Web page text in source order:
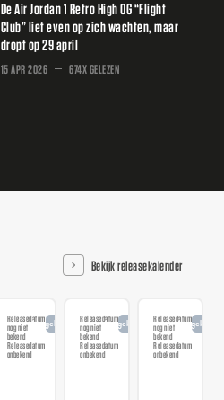
De Air Jordan 1 Retro High OG “Flight
Club” liet even op zich wachten, maar
dropt op 29 april
15 APR 2026 674X GELEZEN
Bekijk releasekalender
Releasedatum
nog niet
bekend
Releasedatum
onbekend
AangekondigdReleasedatum
nog niet
bekend
Releasedatum
onbekend
AangekondigdReleasedatum
nog niet
bekend
Releasedatum
onbekend